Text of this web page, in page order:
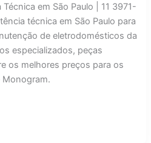
em São Paulo | 11 3971-
técnica em São Paulo para
de eletrodomésticos da
especializados, peças
os melhores preços para os
Monogram.